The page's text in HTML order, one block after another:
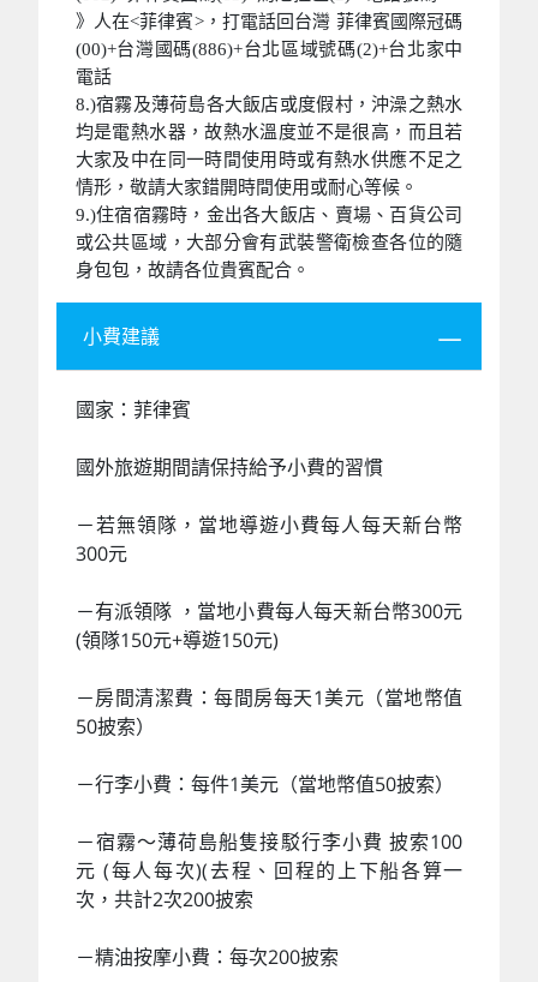
》人在<菲律賓>，打電話回台灣 菲律賓國際冠碼
(00)+台灣國碼(886)+台北區域號碼(2)+台北家中
電話
8.)宿霧及薄荷島各大飯店或度假村，沖澡之熱水
均是電熱水器，故熱水溫度並不是很高，而且若
大家及中在同一時間使用時或有熱水供應不足之
情形，敬請大家錯開時間使用或耐心等候。
9.)住宿宿霧時，金出各大飯店、賣場、百貨公司
或公共區域，大部分會有武裝警衛檢查各位的隨
身包包，故請各位貴賓配合。
小費建議
國家：菲律賓
國外旅遊期間請保持給予小費的習慣
－若無領隊，當地導遊小費每人每天新台幣
300元
－有派領隊 ，當地小費每人每天新台幣300元
(領隊150元+導遊150元)
－房間清潔費：每間房每天1美元（當地幣值
50披索）
－行李小費：每件1美元（當地幣值50披索）
－宿霧～薄荷島船隻接駁行李小費 披索100
元 (每人每次)(去程、回程的上下船各算一
次，共計2次200披索
－精油按摩小費：每次200披索